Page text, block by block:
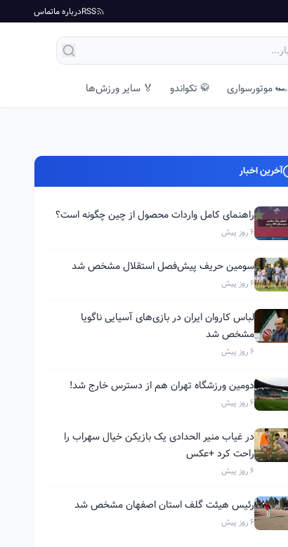
RSSدرباره ماتماس
🏎️ موتورسواری 🥋 تکواندو 🏅 سایر ورزش‌ها
آخرین اخبار
راهنمای کامل واردات محصول از چین چگونه است؟
6 روز پیش
سومین حریف پیش‌فصل استقلال مشخص شد
6 روز پیش
لباس کاروان ایران در بازی‌های آسیایی ناگویا
مشخص شد
6 روز پیش
دومین ورزشگاه تهران هم از دسترس خارج شد!
6 روز پیش
در غیاب منیر الحدادی یک بازیکن خیال سهراب را
راحت کرد +عکس
6 روز پیش
رئیس هیئت گلف استان اصفهان مشخص شد
6 روز پیش